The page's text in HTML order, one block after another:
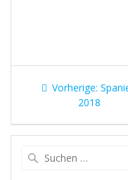
Vorherige:
2018